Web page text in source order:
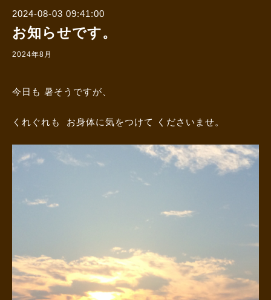
2024-08-03 09:41:00
お知らせです。
2024年8月
今日も 暑そうですが、
くれぐれも お身体に気をつけて くださいませ。